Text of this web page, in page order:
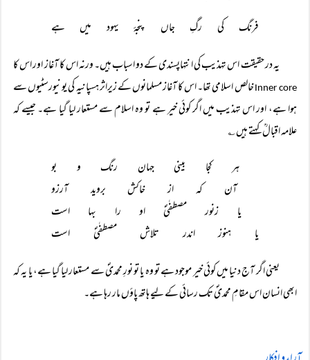
فرنگ کی رگِ جاں پنجۂ یہود میں ہے
یہ در حقیقت اس تہذیب کی انتہاپسندی کے دو اسباب ہیں۔ ورنہ اس کا آغاز اور اس کا
Inner coreخالص اسلامی تھا۔ اس کا آغاز مسلمانوں کے زیراثر ہسپانیہ کی یونیورسٹیوں سے
ہوا ہے، اور اس تہذیب میں اگر کوئی خیر ہے تو وہ اسلام سے مستعار لیا گیا ہے۔ جیسے کہ
علامہ اقبالؒ کہتے ہیں ؎
ہر کجا بینی جہان رنگ و بو
آن کہ از خاکش بروید آرزو
یا زنور مصطفٰیؐ او را بہا است
یا ہنوز اندر تلاش مصطفٰیؐ است
یعنی اگر آج دنیا میں کوئی خیر موجود ہے تو وہ یا تو نورِ محمدیؐ سے مستعار لیا گیا ہے، یا یہ کہ
ابھی انسان اس مقامِ محمدیؐ تک رسائی کے لیے ہاتھ پاؤں مار رہا ہے۔